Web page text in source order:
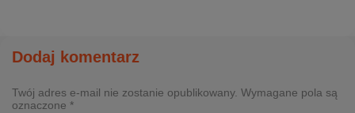
Dodaj komentarz
Twój adres e-mail nie zostanie opublikowany. Wymagane pola są
oznaczone *